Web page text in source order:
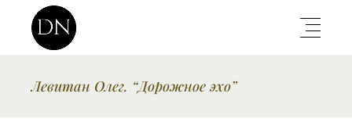
Левитан Олег. “Дорожное эхо”